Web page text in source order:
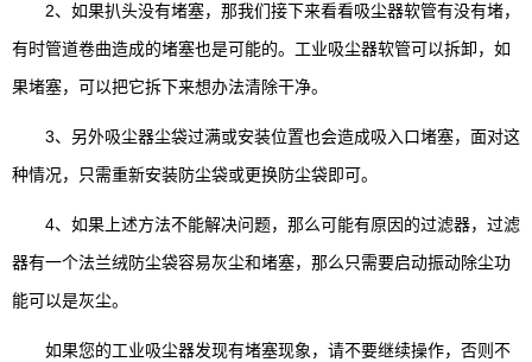
2、如果扒头没有堵塞，那我们接下来看看吸尘器软管有没有堵，
有时管道卷曲造成的堵塞也是可能的。工业吸尘器软管可以拆卸，如
果堵塞，可以把它拆下来想办法清除干净。
3、另外吸尘器尘袋过满或安装位置也会造成吸入口堵塞，面对这
种情况，只需重新安装防尘袋或更换防尘袋即可。
4、如果上述方法不能解决问题，那么可能有原因的过滤器，过滤
器有一个法兰绒防尘袋容易灰尘和堵塞，那么只需要启动振动除尘功
能可以是灰尘。
如果您的工业吸尘器发现有堵塞现象，请不要继续操作，否则不